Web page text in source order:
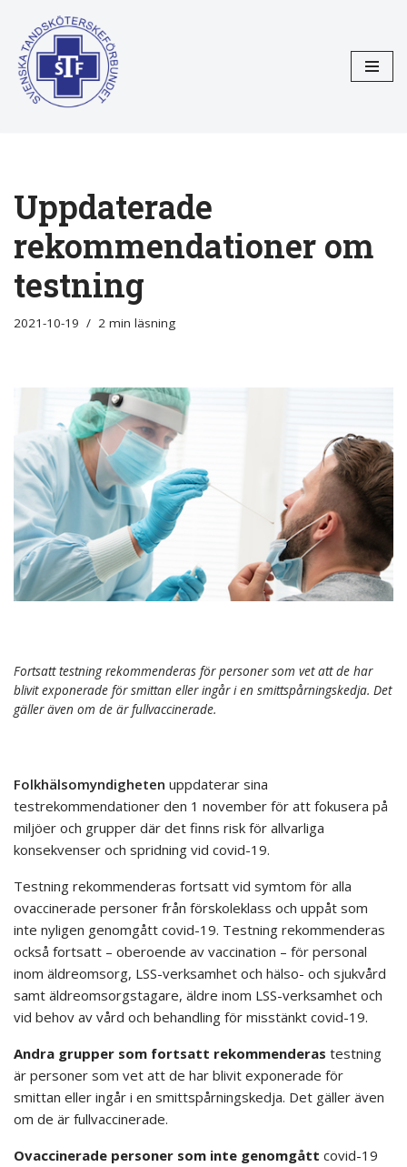
Hoppa
till
innehåll
Uppdaterade
rekommendationer om
testning
2021-10-19 2 min läsning
Fortsatt testning rekommenderas för personer som vet att de har
blivit exponerade för smittan eller ingår i en smittspårningskedja. Det
gäller även om de är fullvaccinerade.
Folkhälsomyndigheten uppdaterar sina
testrekommendationer den 1 november för att fokusera på
miljöer och grupper där det finns risk för allvarliga
konsekvenser och spridning vid covid-19.
Testning rekommenderas fortsatt vid symtom för alla
ovaccinerade personer från förskoleklass och uppåt som
inte nyligen genomgått covid-19. Testning rekommenderas
också fortsatt – oberoende av vaccination – för personal
inom äldreomsorg, LSS-verksamhet och hälso- och sjukvård
samt äldreomsorgstagare, äldre inom LSS-verksamhet och
vid behov av vård och behandling för misstänkt covid-19.
Andra grupper som fortsatt rekommenderas testning
är personer som vet att de har blivit exponerade för
smittan eller ingår i en smittspårningskedja. Det gäller även
om de är fullvaccinerade.
Ovaccinerade personer som inte genomgått covid-19